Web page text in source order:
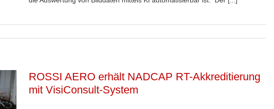
ROSSI AERO erhält NADCAP RT-Akkreditierung
mit VisiConsult-System